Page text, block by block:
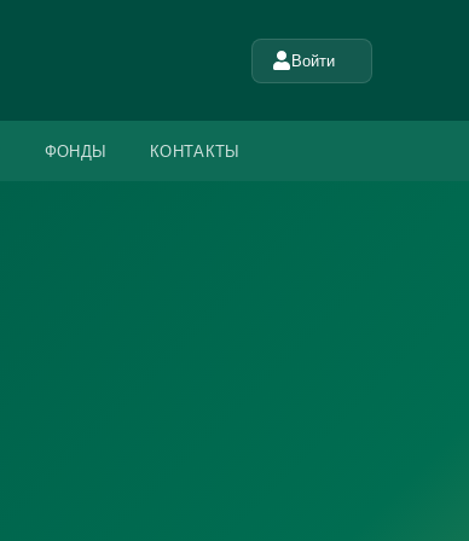
Войти
ФОНДЫ КОНТАКТЫ